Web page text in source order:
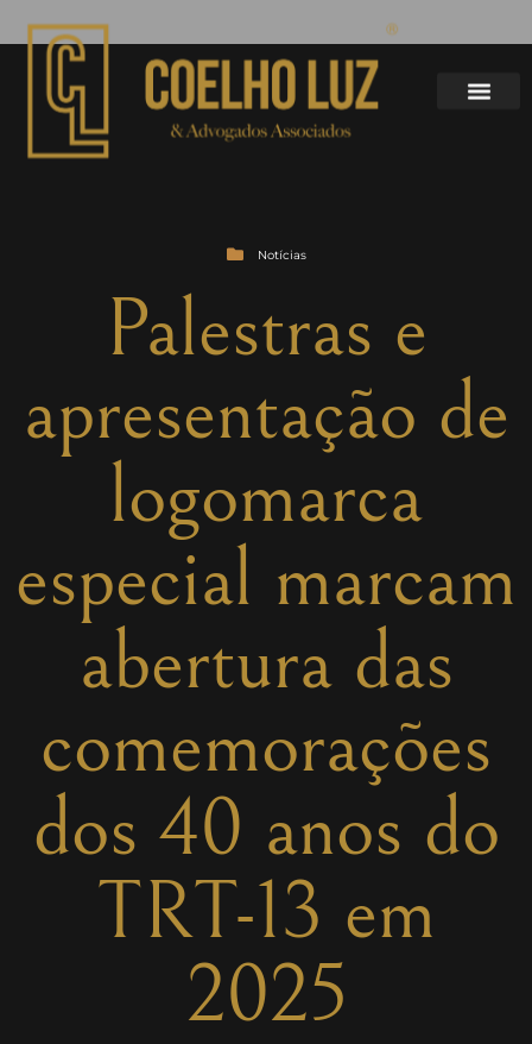
Notícias
Palestras e
apresentação de
logomarca
especial marcam
abertura das
comemorações
dos 40 anos do
TRT-13 em
2025